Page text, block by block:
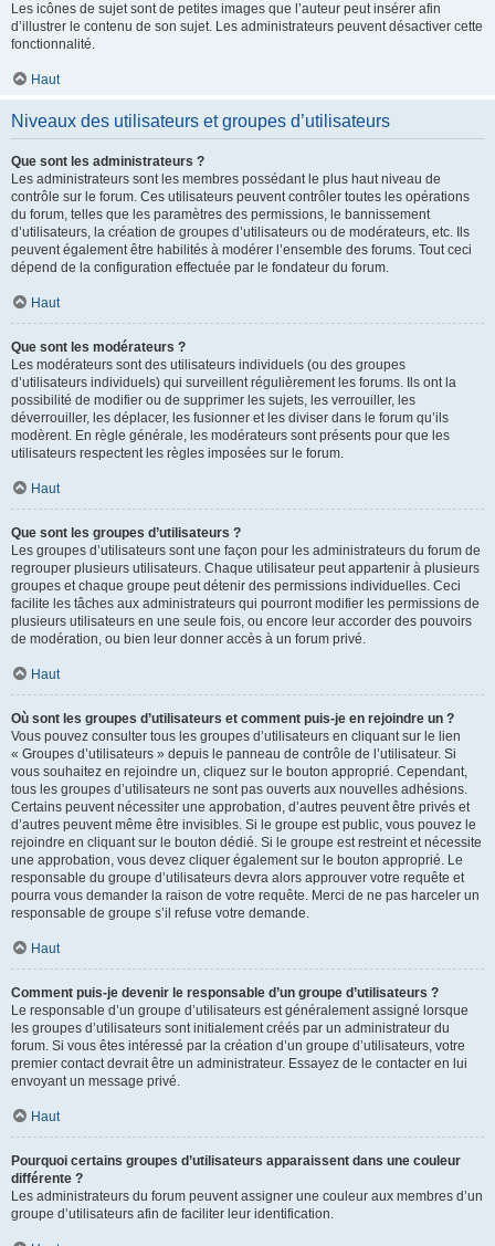
Les icônes de sujet sont de petites images que l’auteur peut insérer afin
d’illustrer le contenu de son sujet. Les administrateurs peuvent désactiver cette
fonctionnalité.
Haut
Niveaux des utilisateurs et groupes d’utilisateurs
Que sont les administrateurs ?
Les administrateurs sont les membres possédant le plus haut niveau de
contrôle sur le forum. Ces utilisateurs peuvent contrôler toutes les opérations
du forum, telles que les paramètres des permissions, le bannissement
d’utilisateurs, la création de groupes d’utilisateurs ou de modérateurs, etc. Ils
peuvent également être habilités à modérer l’ensemble des forums. Tout ceci
dépend de la configuration effectuée par le fondateur du forum.
Haut
Que sont les modérateurs ?
Les modérateurs sont des utilisateurs individuels (ou des groupes
d’utilisateurs individuels) qui surveillent régulièrement les forums. Ils ont la
possibilité de modifier ou de supprimer les sujets, les verrouiller, les
déverrouiller, les déplacer, les fusionner et les diviser dans le forum qu’ils
modèrent. En règle générale, les modérateurs sont présents pour que les
utilisateurs respectent les règles imposées sur le forum.
Haut
Que sont les groupes d’utilisateurs ?
Les groupes d’utilisateurs sont une façon pour les administrateurs du forum de
regrouper plusieurs utilisateurs. Chaque utilisateur peut appartenir à plusieurs
groupes et chaque groupe peut détenir des permissions individuelles. Ceci
facilite les tâches aux administrateurs qui pourront modifier les permissions de
plusieurs utilisateurs en une seule fois, ou encore leur accorder des pouvoirs
de modération, ou bien leur donner accès à un forum privé.
Haut
Où sont les groupes d’utilisateurs et comment puis-je en rejoindre un ?
Vous pouvez consulter tous les groupes d’utilisateurs en cliquant sur le lien
« Groupes d’utilisateurs » depuis le panneau de contrôle de l’utilisateur. Si
vous souhaitez en rejoindre un, cliquez sur le bouton approprié. Cependant,
tous les groupes d’utilisateurs ne sont pas ouverts aux nouvelles adhésions.
Certains peuvent nécessiter une approbation, d’autres peuvent être privés et
d’autres peuvent même être invisibles. Si le groupe est public, vous pouvez le
rejoindre en cliquant sur le bouton dédié. Si le groupe est restreint et nécessite
une approbation, vous devez cliquer également sur le bouton approprié. Le
responsable du groupe d’utilisateurs devra alors approuver votre requête et
pourra vous demander la raison de votre requête. Merci de ne pas harceler un
responsable de groupe s’il refuse votre demande.
Haut
Comment puis-je devenir le responsable d’un groupe d’utilisateurs ?
Le responsable d’un groupe d’utilisateurs est généralement assigné lorsque
les groupes d’utilisateurs sont initialement créés par un administrateur du
forum. Si vous êtes intéressé par la création d’un groupe d’utilisateurs, votre
premier contact devrait être un administrateur. Essayez de le contacter en lui
envoyant un message privé.
Haut
Pourquoi certains groupes d’utilisateurs apparaissent dans une couleur
différente ?
Les administrateurs du forum peuvent assigner une couleur aux membres d’un
groupe d’utilisateurs afin de faciliter leur identification.